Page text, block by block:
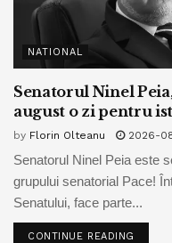
NATIONAL
Senatorul Ninel
august o zi pentru
by Florin Olteanu 2026-
Senatorul Ninel Peia este
grupului senatorial Pace!
Senatului, face parte...
CONTINUE READING